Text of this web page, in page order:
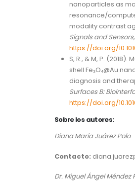
nanoparticles as
resonance/
modality contrast
Signals and Sensors,
https://doi.org/
S, R., & M, P.
shell Fe₃O₄@Au
diagnosis and
Surfaces B:
https://doi.org/
Sobre los autores:
Diana María Juárez Polo
Contacto:
Dr. Miguel Ángel Méndez